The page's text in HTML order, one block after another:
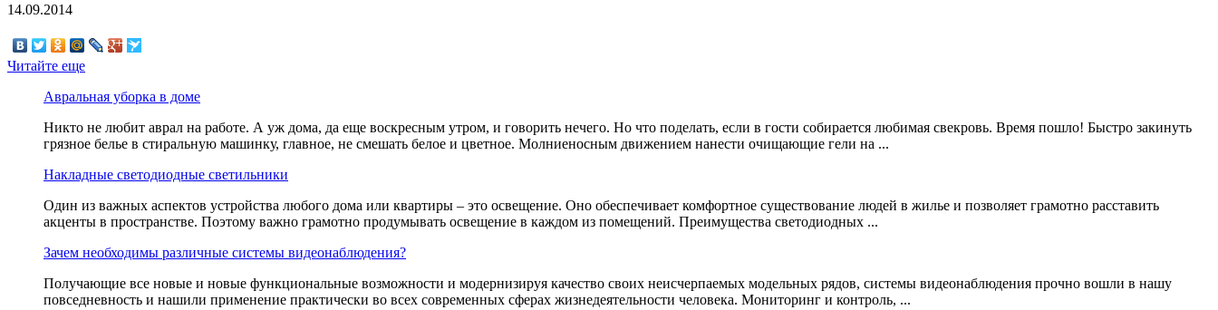
14.09.2014
Читайте еще
Авральная уборка в доме
Никто не любит аврал на работе. А уж дома, да еще воскресным утром, и говорить нечего. Но что поделать, если в гости собирается любимая свекровь. Время пошло! Быстро закинуть
грязное белье в стиральную машинку, главное, не смешать белое и цветное. Молниеносным движением нанести очищающие гели на ...
Накладные светодиодные светильники
Один из важных аспектов устройства любого дома или квартиры – это освещение. Оно обеспечивает комфортное существование людей в жилье и позволяет грамотно расставить
акценты в пространстве. Поэтому важно грамотно продумывать освещение в каждом из помещений. Преимущества светодиодных ...
Зачем необходимы различные системы видеонаблюдения?
Получающие все новые и новые функциональные возможности и модернизируя качество своих неисчерпаемых модельных рядов, системы видеонаблюдения прочно вошли в нашу
повседневность и нашили применение практически во всех современных сферах жизнедеятельности человека. Мониторинг и контроль, ...